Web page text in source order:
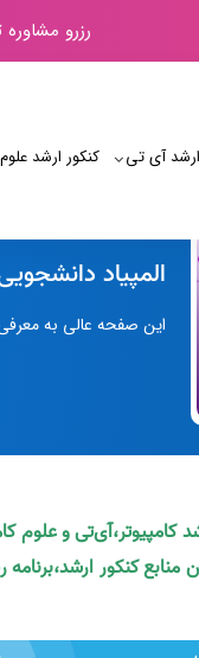
رزرو
آی‌ تی کنکور ارشد
المپیاد
این صفحه عالی به معرفی
کامپیوتر،آی‌تی و علوم
منابع کنکور